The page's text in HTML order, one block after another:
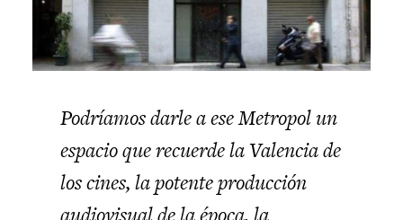
Podríamos darle a ese Metropol un
espacio que recuerde la Valencia de
los cines, la potente producción